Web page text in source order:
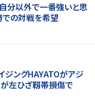
自分以外で一番強いと思
での対戦を希望
ジングHAYATOがアジ
左ひざ靱帯損傷で